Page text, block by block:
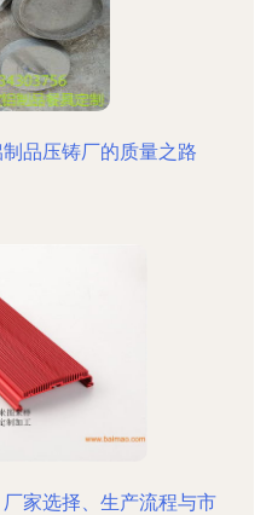
品压铸厂的质量之路
家选择、生产流程与市